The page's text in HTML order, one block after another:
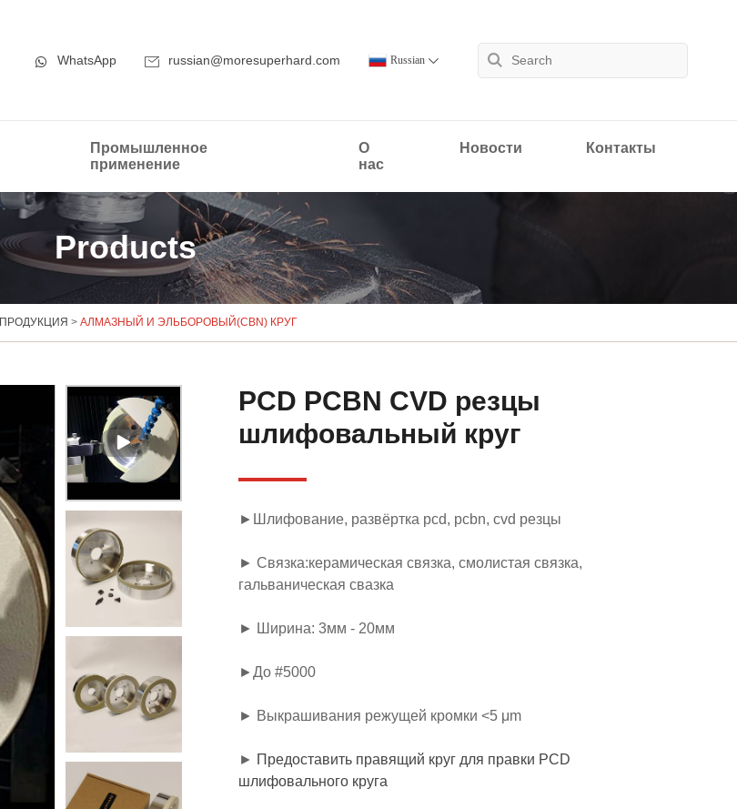
WhatsApp russian@moresuperhard.com Russian
Промышленное
применение
О
нас
Новости Контакты
Products
ПРОДУКЦИЯ > АЛМАЗНЫЙ И ЭЛЬБОРОВЫЙ(CBN) КРУГ
PCD PCBN CVD резцы
шлифовальный круг
►Шлифование, развёртка pcd, pcbn, cvd резцы
► Связка:керамическая связка, смолистая связка,
гальваническая свазка
► Ширина: 3мм - 20мм
►До #5000
► Выкрашивания режущей кромки <5 μm
► Предоставить правящий круг для правки PCD
шлифовального круга